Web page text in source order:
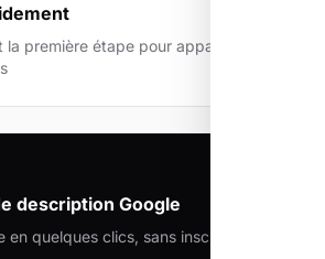
la première étape pour apparaître
description Google
en quelques clics, sans inscription.